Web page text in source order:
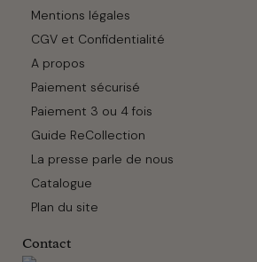
Mentions légales
CGV et Confidentialité
A propos
Paiement sécurisé
Paiement 3 ou 4 fois
Guide ReCollection
La presse parle de nous
Catalogue
Plan du site
Contact